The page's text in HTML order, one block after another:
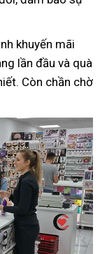
khuyến mãi
lần đầu và quà
Còn chần chờ